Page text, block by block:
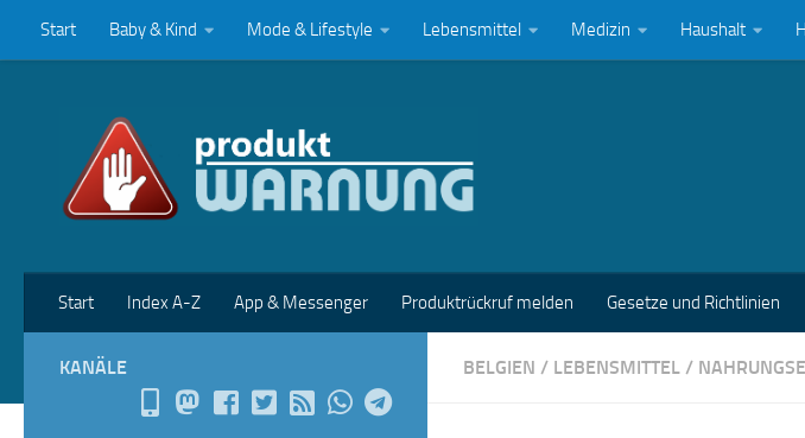
Zum Inhalt springen
Start Baby & Kind Mode & Lifestyle Lebensmittel Medizin Haushalt
Start Index A-Z App & Messenger Produktrückruf melden Gesetze und Richtlinien
BELGIEN / LEBENSMITTEL /
KANÄLE